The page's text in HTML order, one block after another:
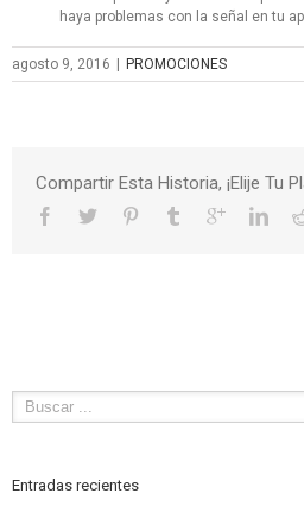
haya problemas con la señal en tu
agosto 9, 2016 PROMOCIONES
Compartir Esta Historia, ¡Elije Tu
Entradas recientes